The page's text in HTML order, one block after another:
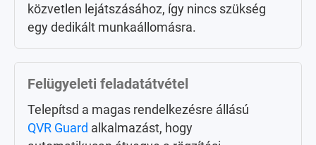
közvetlen lejátszásához, így nincs szükség
egy dedikált munkaállomásra.
Felügyeleti feladatátvétel
Telepítsd a magas rendelkezésre állású
QVR Guard alkalmazást, hogy
AI felügyeleti eseménykereső
teljes nap eseményvideóit, a
Searchsegítségével hatékonyan
vizsgálhatsz át több száz órányi